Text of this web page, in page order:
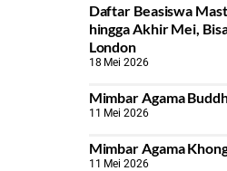
Daftar Beasiswa
hingga Akhir Mei,
London
18 Mei 2026
Mimbar Agama
11 Mei 2026
Mimbar Agama
11 Mei 2026